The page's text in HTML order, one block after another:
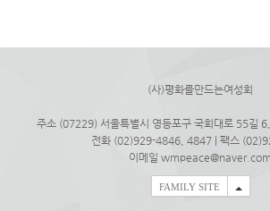
(사)평화를만드는여성회
주소 (07229) 서울특별시 영등포구 국회대로 55길
전화 (02)929-4846, 4847 | 팩스
이메일 wmpeace@naver.com
FAMILY SITE